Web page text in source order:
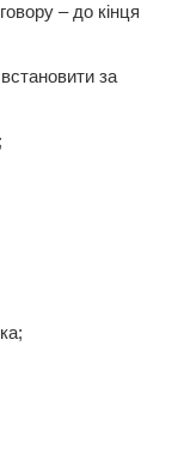
– до кінця
за